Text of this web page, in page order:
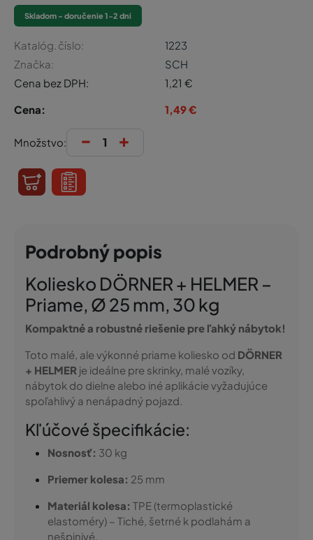
Skladom - doručenie 1-2 dni
Katalóg. číslo:
1223
Značka:
SCH
Cena bez DPH:
1,21 €
Cena:
1,49€
Množstvo: - +
Podrobný popis
Koliesko DÖRNER + HELMER –
Priame, Ø 25 mm, 30 kg
Kompaktné a robustné riešenie pre ľahký nábytok!
Toto malé, ale výkonné priame koliesko od DÖRNER
+ HELMER je ideálne pre skrinky, malé vozíky,
nábytok do dielne alebo iné aplikácie vyžadujúce
spoľahlivý a nenápadný pojazd.
Kľúčové špecifikácie:
Nosnosť: 30 kg
Priemer kolesa: 25 mm
Materiál kolesa: TPE (termoplastické
elastoméry) – Tiché, šetrné k podlahám a
nešpinivé.